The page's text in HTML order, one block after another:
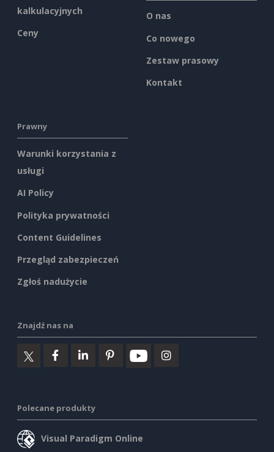
kalkulacyjnych
Ceny
O nas
Co nowego
Zestaw prasowy
Kontakt
Prawny
Warunki korzystania z
usługi
AI Policy
Polityka prywatności
Content Guidelines
Przegląd zabezpieczeń
Zgłoś nadużycie
Znajdź nas na
Polecane produkty
Visual Paradigm Online